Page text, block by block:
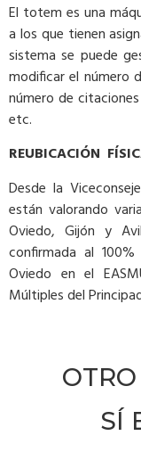
El totem es una
a los que tienen
sistema se puede
modificar el número
número de
etc.
REUBICACIÓN
Desde la
están valorando
Oviedo, Gijón y
confirmada al
Oviedo en el
Múltiples del
SÍ